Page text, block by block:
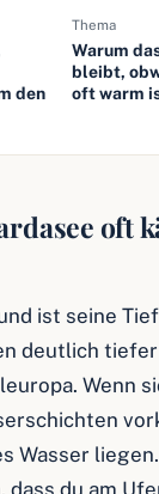
den
Thema
Warum
bleibt,
oft warm
oft
ist seine
deutlich
Wenn
Wasser
dass du am